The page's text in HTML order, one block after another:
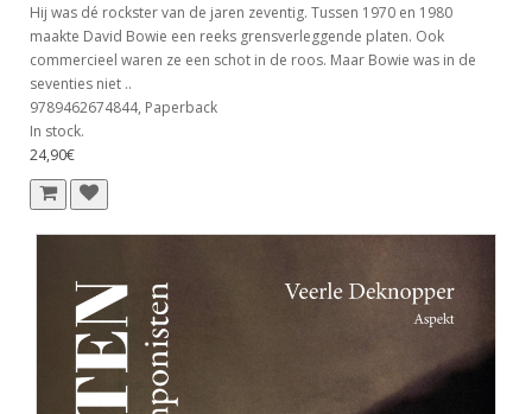
Hij was dé rockster van de jaren zeventig. Tussen 1970 en 1980
maakte David Bowie een reeks grensverleggende platen. Ook
commercieel waren ze een schot in de roos. Maar Bowie was in de
seventies niet ..
9789462674844, Paperback
In stock.
24,90€